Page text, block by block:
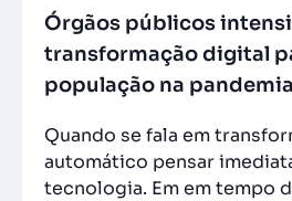
Órgãos públicos
transformação digital
população na pandemia
Quando se fala em
automático pensar
tecnologia. Em em tempo